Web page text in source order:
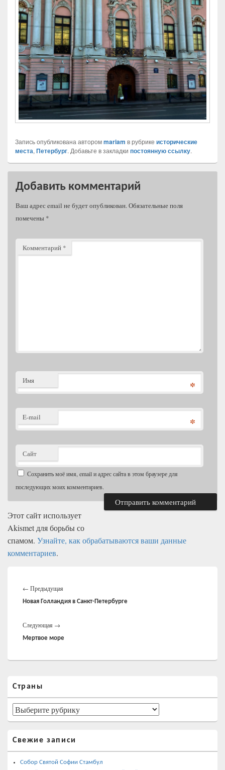
Запись опубликована авторомmariam в рубрике исторические
места, Петербург. Добавьте в закладки постоянную ссылку.
Добавить комментарий
Ваш адрес email не будет опубликован.Обязательные поля
помечены *
Комментарий *
Имя *
E-mail *
Сайт
Сохранить моё имя, email и адрес сайта в этом браузере для
последующих моих комментариев.
Этот сайт использует
Akismet для борьбы со
спамом. Узнайте, как обрабатываются ваши данные
комментариев.
по
записям
← Предыдущая
запись:
Новая Голландия в Санкт-Петербурге
Следующая →
запись:
Мертвое море
основной
боковой
панели
Страны
Страны
Свежие записи
Собор Святой Софии Стамбул